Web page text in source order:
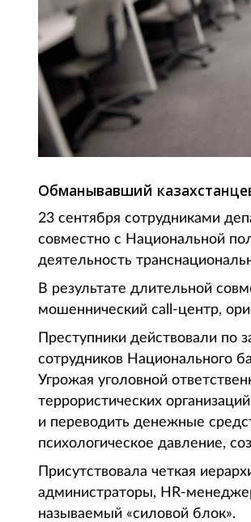
Обманывавший
23 сентября сотрудниками
совместно с Национальной
деятельность
В результате длительной
мошеннический call-центр,
Преступники действовали по
сотрудников Национального
Угрожая уголовной
террористических
и переводить денежные
психологическое давление,
Присутствовала четкая
администраторы, HR-
называемый «силовой блок».